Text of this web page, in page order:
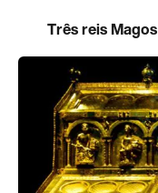
Três reis Magos